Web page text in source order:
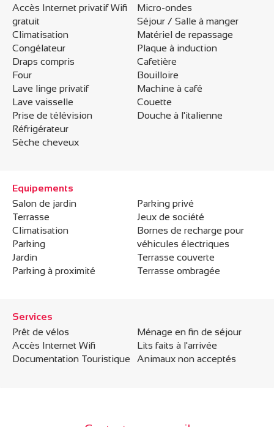
Accès Internet privatif Wifi
gratuit
Climatisation
Congélateur
Draps compris
Four
Lave linge privatif
Lave vaisselle
Prise de télévision
Réfrigérateur
Sèche cheveux
Micro-ondes
Séjour / Salle à manger
Matériel de repassage
Plaque à induction
Cafetière
Bouilloire
Machine à café
Couette
Douche à l'italienne
Equipements
Salon de jardin
Terrasse
Climatisation
Parking
Jardin
Parking à proximité
Parking privé
Jeux de société
Bornes de recharge pour
véhicules électriques
Terrasse couverte
Terrasse ombragée
Services
Prêt de vélos
Accès Internet Wifi
Documentation Touristique
Ménage en fin de séjour
Lits faits à l'arrivée
Animaux non acceptés